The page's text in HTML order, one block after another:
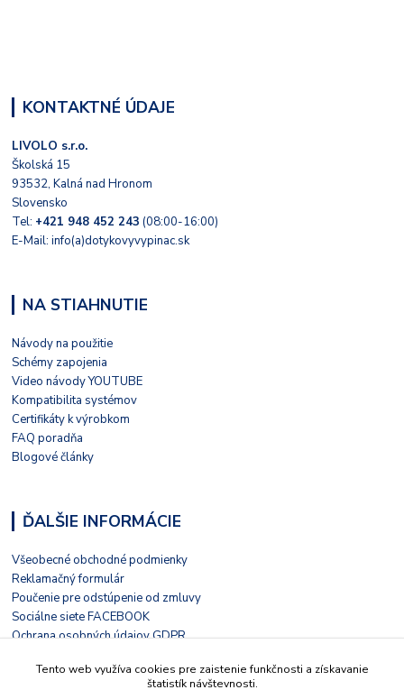
KONTAKTNÉ ÚDAJE
LIVOLO s.r.o.
Školská 15
93532, Kalná nad Hronom
Slovensko
Tel: +421 948 452 243 (08:00-16:00)
E-Mail: info(a)dotykovyvypinac.sk
NA STIAHNUTIE
Návody na použitie
Schémy zapojenia
Video návody YOUTUBE
Kompatibilita systémov
Certifikáty k výrobkom
FAQ poradňa
Blogové články
ĎALŠIE INFORMÁCIE
Všeobecné obchodné podmienky
Reklamačný formulár
Poučenie pre odstúpenie od zmluvy
Sociálne siete FACEBOOK
Ochrana osobných údajov GDPR
Kontaktný formulár
Tento web využíva cookies pre zaistenie funkčnosti a získavanie
štatistík návštevnosti.